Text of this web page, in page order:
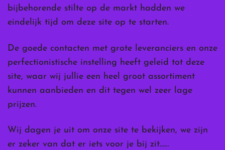
bijbehorende stilte op de markt hadden we
eindelijk tijd om deze site op te starten.
De goede contacten met grote leveranciers en onze
perfectionistische instelling heeft geleid tot deze
site, waar wij jullie een heel groot assortiment
kunnen aanbieden en dit tegen wel zeer lage
prijzen.
Wij dagen je uit om onze site te bekijken, we zijn
er zeker van dat er iets voor je bij zit……